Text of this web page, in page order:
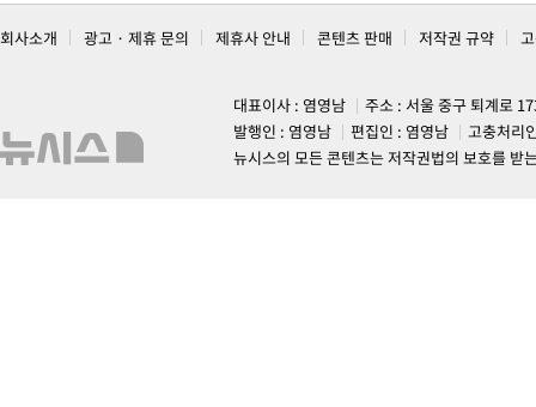
회사소개 광고 · 제휴 문의 제휴사 안내 콘텐츠 판매 저작권 규약
대표이사 : 염영남
주소 : 서울 중구 퇴계로
발행인 : 염영남
편집인 : 염영남
고충처리
뉴시스의 모든 콘텐츠는 저작권법의 보호를